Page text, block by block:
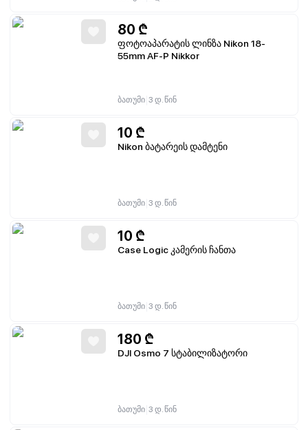
80 ₾
ფოტოაპარატის ლინზა Nikon 18-
55mm AF-P Nikkor
ბათუმი 3 დ. წინ
10 ₾
Nikon ბატარეის დამტენი
ბათუმი 3 დ. წინ
10 ₾
Case Logic კამერის ჩანთა
ბათუმი 3 დ. წინ
180 ₾
DJI Osmo 7 სტაბილიზატორი
ბათუმი 3 დ. წინ